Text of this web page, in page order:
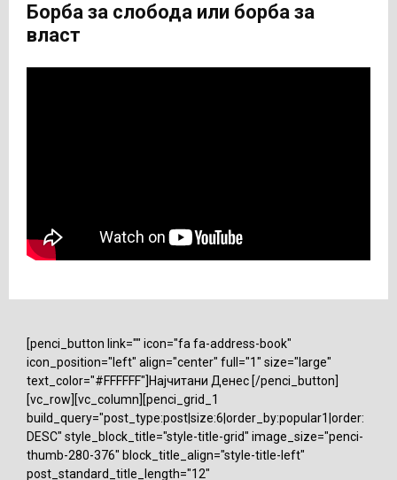
Борба за слобода или борба за
власт
[penci_button link="" icon="fa fa-address-book"
icon_position="left" align="center" full="1" size="large"
text_color="#FFFFFF"]Најчитани Денес [/penci_button]
[vc_row][vc_column][penci_grid_1
build_query="post_type:post|size:6|order_by:popular1|order:
DESC" style_block_title="style-title-grid" image_size="penci-
thumb-280-376" block_title_align="style-title-left"
post_standard_title_length="12"